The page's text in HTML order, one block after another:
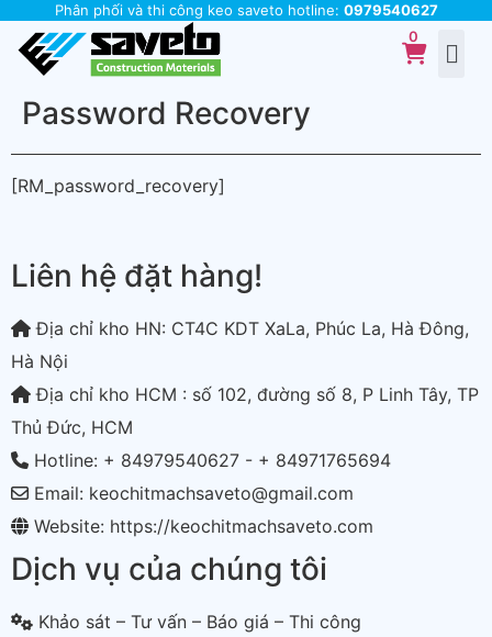
Phân phối và thi công keo saveto hotline: 0979540627
Password Recovery
[RM_password_recovery]
Liên hệ đặt hàng!
Địa chỉ kho HN: CT4C KDT XaLa, Phúc La, Hà Đông,
Hà Nội
Địa chỉ kho HCM : số 102, đường số 8, P Linh Tây, TP
Thủ Đức, HCM
Hotline: + 84979540627 - + 84971765694
Email: keochitmachsaveto@gmail.com
Website: https://keochitmachsaveto.com
Dịch vụ của chúng tôi
Khảo sát – Tư vấn – Báo giá – Thi công